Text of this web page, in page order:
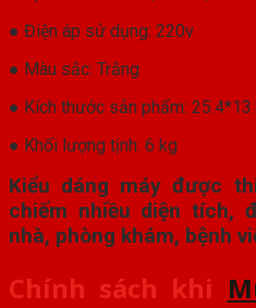
● Điện áp sử dụng: 220v
● Màu sắc: Trắng
● Kích thước sản phẩm:
● Khối lượng tịnh: 6 kg
Kiểu dáng máy được
chiếm nhiều diện tích,
nhà, phòng khám, bệnh
Chính sách khi